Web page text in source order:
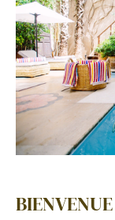
BIENVENUE